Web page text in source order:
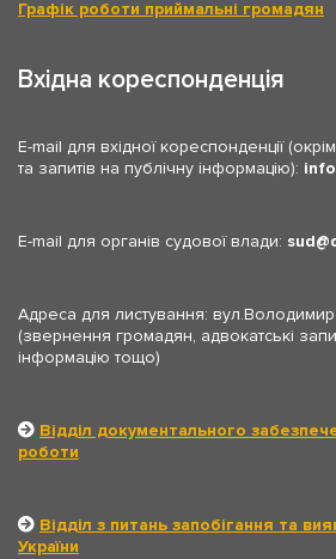
Графік роботи приймальні громадян
Вхідна кореспонденція
E-mail для вхідної кореспонденції
та запитів на публічну інформацію): info
E-mail для органів судової влади: sud
Адреса для листування:
(звернення громадян, адвокатські
інформацію тощо)
Відділ документального
роботи
Відділ з питань запобігання та
України